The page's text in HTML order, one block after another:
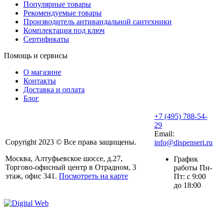
Популярные товары
Рекомендуемые товары
Производитель антивандальной сантехники
Комплектация под ключ
Сертификаты
Помощь и сервисы
О магазине
Контакты
Доставка и оплата
Блог
Copyright 2023 © Все права защищены.
Москва, Алтуфьевское шоссе, д.27,
Торгово-офисный центр в Отрадном, 3
этаж, офис 341. Посмотреть на карте
+7 (495) 788-54-
29
Email:
info@dispenseri.ru
График
работы Пн-
Пт: с 9:00
до 18:00